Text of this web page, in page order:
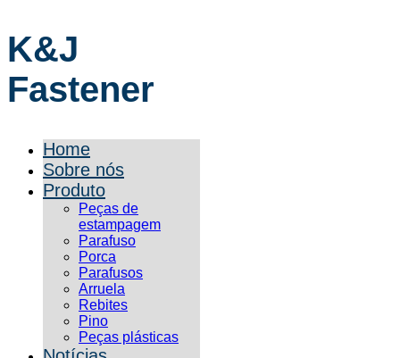
K&J
Fastener
Home
Sobre nós
Produto
Peças de
estampagem
Parafuso
Porca
Parafusos
Arruela
Rebites
Pino
Peças plásticas